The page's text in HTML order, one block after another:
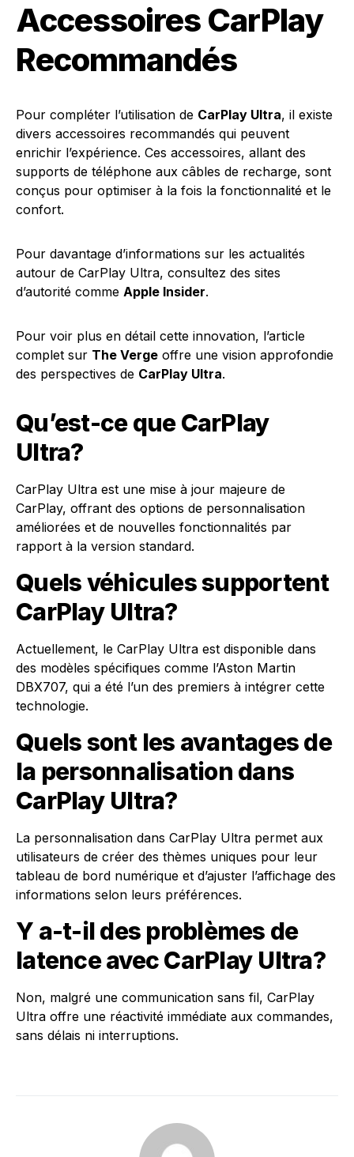
Accessoires CarPlay
Recommandés
Pour compléter l’utilisation de CarPlay Ultra, il existe
divers accessoires recommandés qui peuvent
enrichir l’expérience. Ces accessoires, allant des
supports de téléphone aux câbles de recharge, sont
conçus pour optimiser à la fois la fonctionnalité et le
confort.
Pour davantage d’informations sur les actualités
autour de CarPlay Ultra, consultez des sites
d’autorité comme Apple Insider.
Pour voir plus en détail cette innovation, l’article
complet sur The Verge offre une vision approfondie
des perspectives de CarPlay Ultra.
Qu’est-ce que CarPlay
Ultra?
CarPlay Ultra est une mise à jour majeure de
CarPlay, offrant des options de personnalisation
améliorées et de nouvelles fonctionnalités par
rapport à la version standard.
Quels véhicules supportent
CarPlay Ultra?
Actuellement, le CarPlay Ultra est disponible dans
des modèles spécifiques comme l’Aston Martin
DBX707, qui a été l’un des premiers à intégrer cette
technologie.
Quels sont les avantages de
la personnalisation dans
CarPlay Ultra?
La personnalisation dans CarPlay Ultra permet aux
utilisateurs de créer des thèmes uniques pour leur
tableau de bord numérique et d’ajuster l’affichage des
informations selon leurs préférences.
Y a-t-il des problèmes de
latence avec CarPlay Ultra?
Non, malgré une communication sans fil, CarPlay
Ultra offre une réactivité immédiate aux commandes,
sans délais ni interruptions.